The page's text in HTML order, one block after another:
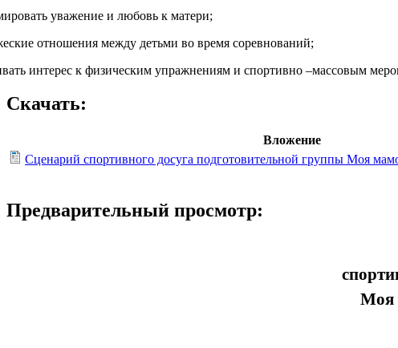
уважение и любовь к матери;
отношения между детьми во время соревнований;
интерес к физическим упражнениям и спортивно –массовым
Скачать:
Вложение
Сценарий спортивного досуга подготовительной группы Моя
Предварительный просмотр:
Моя